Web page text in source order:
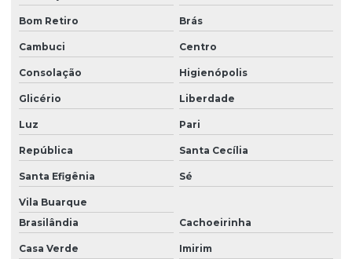
Elemento filtrante para óleo diesel
Elemento filtrante oleo hidraulico
Fabricantes de componentes hidráulicos
Filtragem de óleo diesel
Filtro de alta pressão
Filtro de alta pressão parker
Filtro hda
Filtro hda parker
Filtro newtec
Bom Retiro Brás
Cambuci Centro
Consolação Higienópolis
Glicério Liberdade
Luz Pari
República Santa Cecília
Santa Efigênia Sé
Vila Buarque
Brasilândia
Cachoeirinha
Casa Verde Imirim